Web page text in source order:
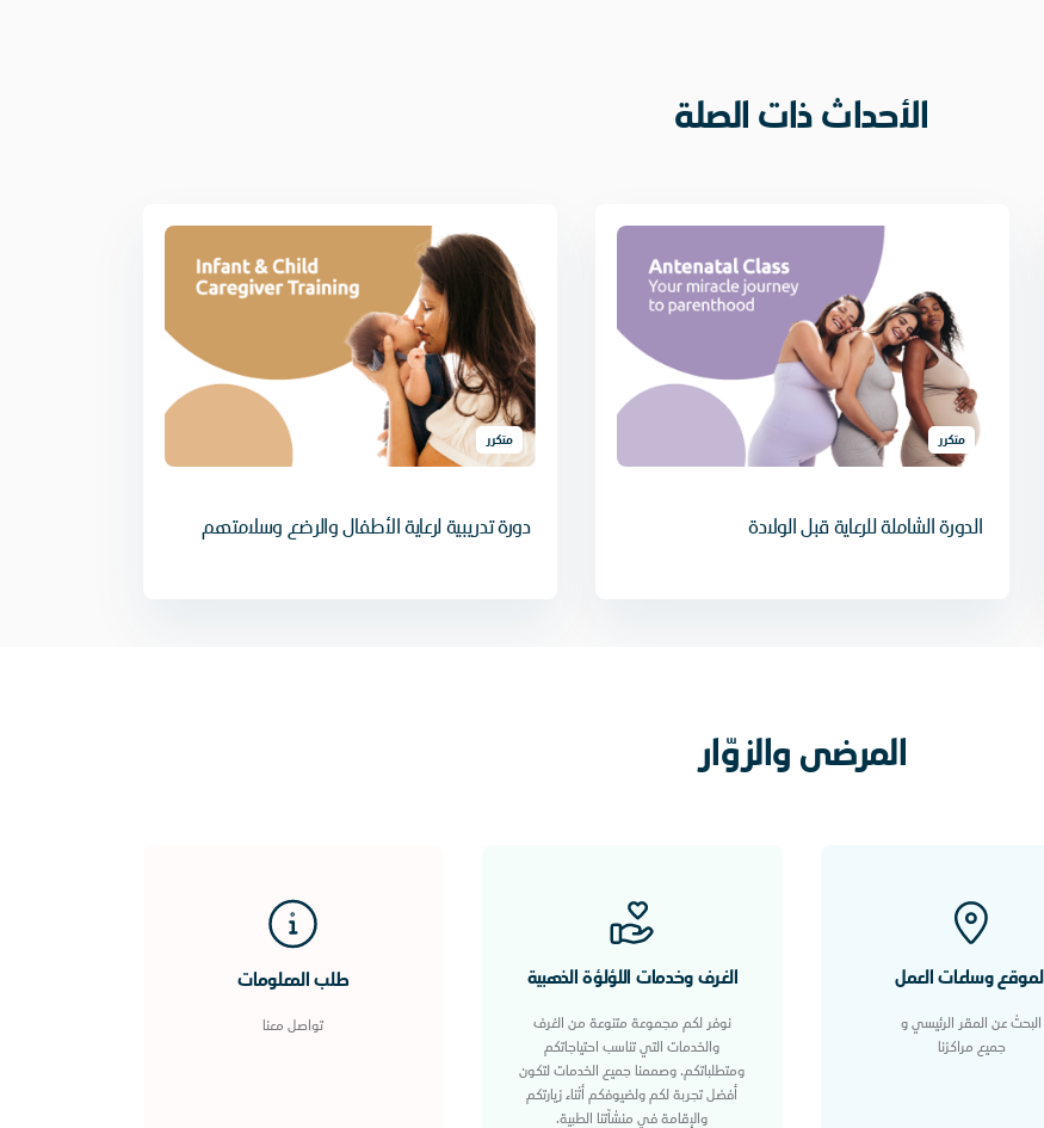
الأحداث ذات الصلة
متكرر
الدورة الشاملة للرعاية قبل الولادة
متكرر
دورة تدريبية لرعاية الأطفال والرضع وسلامتهم
المرضى والزوّار
الموقع وساعات العمل
البحث عن المقر الرئيسي و
جميع مراكزنا
الغرف وخدمات اللؤلؤة الذهبية
نوفر لكم مجموعة متنوعة من الغرف
والخدمات التي تناسب احتياجاتكم
ومتطلباتكم. وصممنا جميع الخدمات لتكون
أفضل تجربة لكم ولضيوفكم أثناء زيارتكم
والإقامة في منشآتنا الطبية.
طلب المعلومات
تواصل معنا